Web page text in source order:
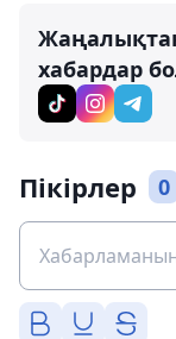
хабардар
Пікірлер 0